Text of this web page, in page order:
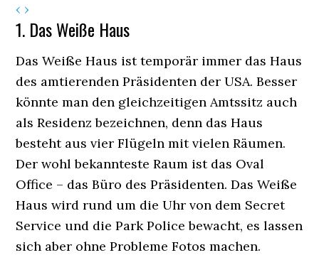
‹ ›
1. Das Weiße Haus
Das Weiße Haus ist temporär immer das Haus
des amtierenden Präsidenten der USA. Besser
könnte man den gleichzeitigen Amtssitz auch
als Residenz bezeichnen, denn das Haus
besteht aus vier Flügeln mit vielen Räumen.
Der wohl bekannteste Raum ist das Oval
Office – das Büro des Präsidenten. Das Weiße
Haus wird rund um die Uhr von dem Secret
Service und die Park Police bewacht, es lassen
sich aber ohne Probleme Fotos machen.